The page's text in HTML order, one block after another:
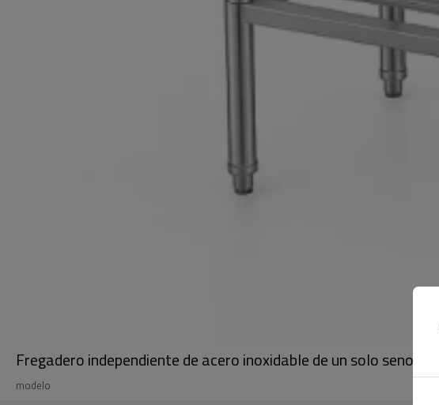
Fregadero independiente de acero inoxidable de un solo seno
modelo